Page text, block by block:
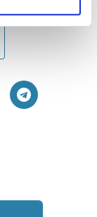
is processed
beste,
edukia
eta